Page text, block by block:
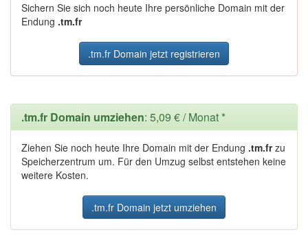
Sichern Sie sich noch heute Ihre persönliche Domain mit der
Endung .tm.fr
.tm.fr Domain jetzt registrieren
.tm.fr Domain umziehen: 5,09 € / Monat *
Ziehen Sie noch heute Ihre Domain mit der Endung .tm.frzu
Speicherzentrum um. Für den Umzug selbst entstehen keine
weitere Kosten.
.tm.fr Domain jetzt umziehen